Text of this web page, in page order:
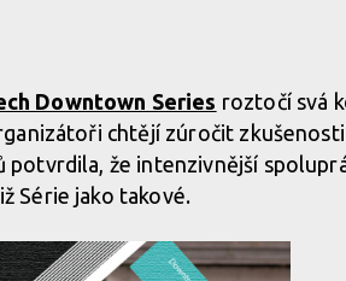
Downtown Series roztočí svá
chtějí zúročit
že intenzivnější
Série jako takové.